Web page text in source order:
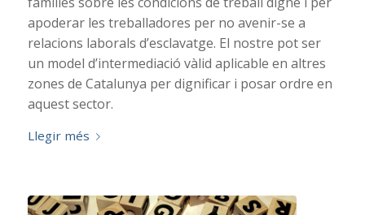
apoderar les treballadores per no avenir-se a
relacions laborals d’esclavatge. El nostre pot ser
un model d’intermediació vàlid aplicable en altres
zones de Catalunya per dignificar i posar ordre en
aquest sector.
Llegir més